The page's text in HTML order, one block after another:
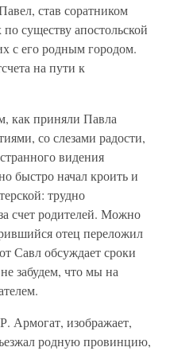
став соратником
существу апостольской
с его родным городом.
на пути к
как приняли Павла
со слезами радости,
видения
быстро начал кроить и
трудно
счет родителей. Можно
отец переложил
Савл обсуждает сроки
забудем, что мы на
Армогат, изображает,
родную провинцию,